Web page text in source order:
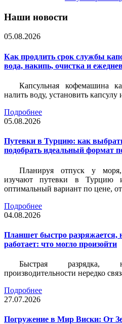
Наши новости
05.08.2026
Как продлить срок службы
вода, накипь, очистка и
Капсульная кофемашина
налить воду, установить
Подробнее
05.08.2026
Путевки в Турцию: как
подобрать идеальный формат
Планируя отпуск у
изучают путевки в Турцию
оптимальный вариант по цене,
Подробнее
04.08.2026
Планшет быстро разряжается,
работает: что могло произойти
Быстрая
производительности нередко
Подробнее
27.07.2026
Погружение в Мир Виски: От